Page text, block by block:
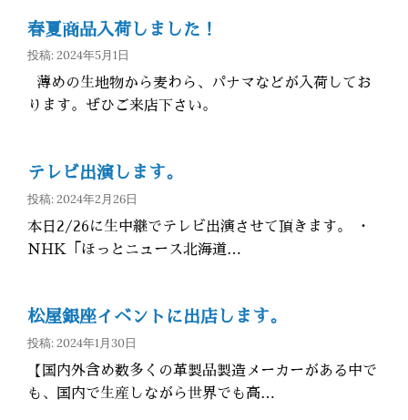
春夏商品入荷しました！
投稿: 2024年5月1日
薄めの生地物から麦わら、パナマなどが入荷してお
ります。ぜひご来店下さい。
テレビ出演します。
投稿: 2024年2月26日
本日2/26に生中継でテレビ出演させて頂きます。 ・
NHK「ほっとニュース北海道…
松屋銀座イベントに出店します。
投稿: 2024年1月30日
【国内外含め数多くの革製品製造メーカーがある中で
も、国内で生産しながら世界でも高…